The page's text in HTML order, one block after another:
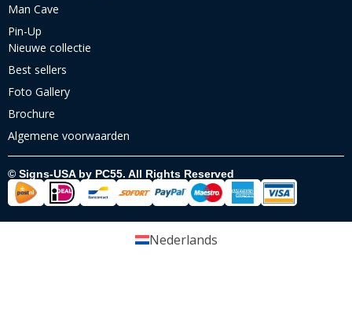
Man Cave
Pin-Up
Nieuwe collectie
Best sellers
Foto Gallery
Brochure
Algemene voorwaarden
© Signs-USA by PC55. All Rights Reserved
Nederlands